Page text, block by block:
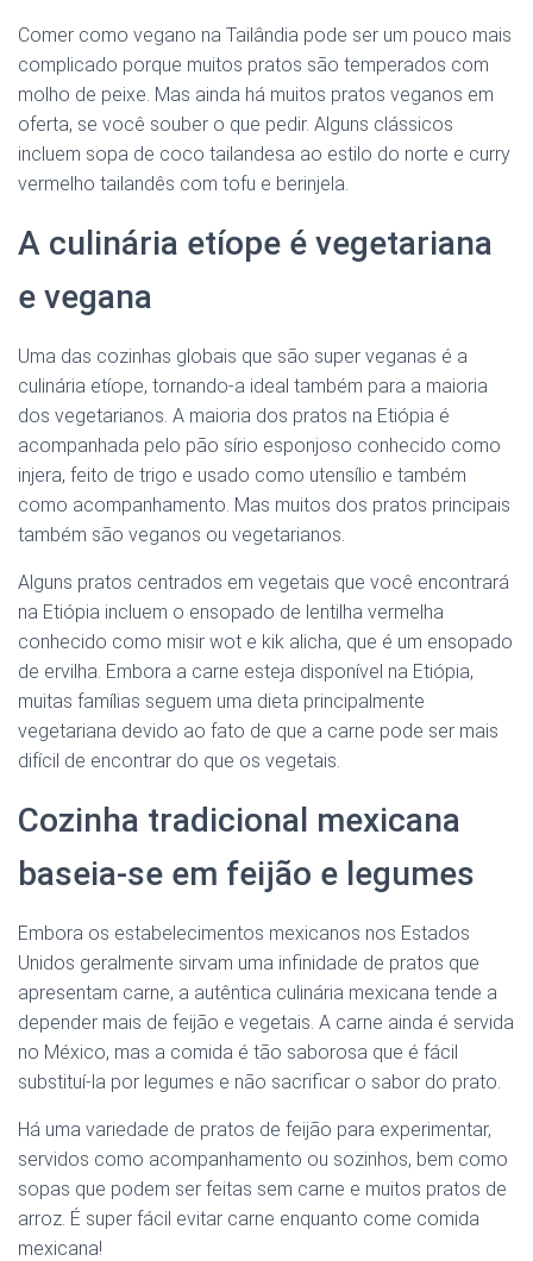
Comer como vegano na Tailândia pode ser um pouco mais
complicado porque muitos pratos são temperados com
molho de peixe. Mas ainda há muitos pratos veganos em
oferta, se você souber o que pedir. Alguns clássicos
incluem sopa de coco tailandesa ao estilo do norte e curry
vermelho tailandês com tofu e berinjela.
A culinária etíope é vegetariana
e vegana
Uma das cozinhas globais que são super veganas é a
culinária etíope, tornando-a ideal também para a maioria
dos vegetarianos. A maioria dos pratos na Etiópia é
acompanhada pelo pão sírio esponjoso conhecido como
injera, feito de trigo e usado como utensílio e também
como acompanhamento. Mas muitos dos pratos principais
também são veganos ou vegetarianos.
Alguns pratos centrados em vegetais que você encontrará
na Etiópia incluem o ensopado de lentilha vermelha
conhecido como misir wot e kik alicha, que é um ensopado
de ervilha. Embora a carne esteja disponível na Etiópia,
muitas famílias seguem uma dieta principalmente
vegetariana devido ao fato de que a carne pode ser mais
difícil de encontrar do que os vegetais.
Cozinha tradicional mexicana
baseia-se em feijão e legumes
Embora os estabelecimentos mexicanos nos Estados
Unidos geralmente sirvam uma infinidade de pratos que
apresentam carne, a autêntica culinária mexicana tende a
depender mais de feijão e vegetais. A carne ainda é servida
no México, mas a comida é tão saborosa que é fácil
substituí-la por legumes e não sacrificar o sabor do prato.
Há uma variedade de pratos de feijão para experimentar,
servidos como acompanhamento ou sozinhos, bem como
sopas que podem ser feitas sem carne e muitos pratos de
arroz. É super fácil evitar carne enquanto come comida
mexicana!